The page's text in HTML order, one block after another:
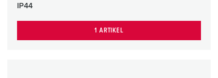
IP44
1 ARTIKEL